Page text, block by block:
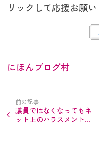
リックして応援お願い
にほんブログ村
前の記事
議員ではなくなってもネ
ット上のハラスメントが